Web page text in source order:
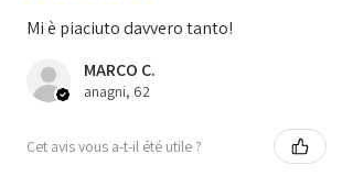
Mi è piaciuto davvero tanto!
MARCO C.
anagni, 62
Cet avis vous a-t-il été utile ?